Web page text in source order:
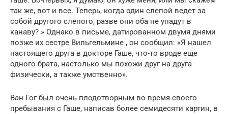
так же, вот и все. Теперь, когда один слепой ведет за
собой другого слепого, разве они оба не упадут в
канаву? » Однако в письме, датированном двумя днями
позже их сестре Вильгельмине , он сообщил: «Я нашел
настоящего друга в докторе Гаше, что-то вроде еще
одного брата, настолько мы похожи друг на друга
физически, а также умственно».
Ван Гог был очень плодотворным во время своего
пребывания с Гаше, написав более семидесяти картин, в